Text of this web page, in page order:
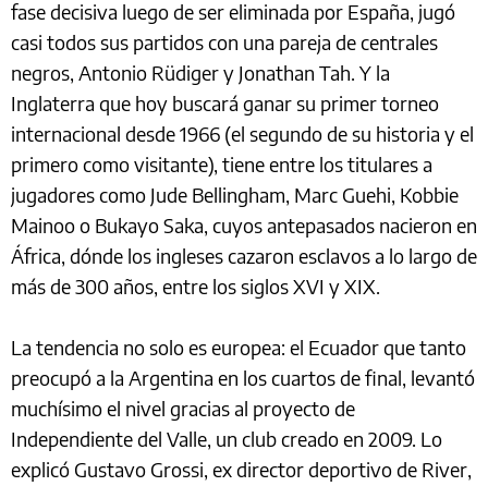
fase decisiva luego de ser eliminada por España, jugó
casi todos sus partidos con una pareja de centrales
negros, Antonio Rüdiger y Jonathan Tah. Y la
Inglaterra que hoy buscará ganar su primer torneo
internacional desde 1966 (el segundo de su historia y el
primero como visitante), tiene entre los titulares a
jugadores como Jude Bellingham, Marc Guehi, Kobbie
Mainoo o Bukayo Saka, cuyos antepasados nacieron en
África, dónde los ingleses cazaron esclavos a lo largo de
más de 300 años, entre los siglos XVI y XIX.
La tendencia no solo es europea: el Ecuador que tanto
preocupó a la Argentina en los cuartos de final, levantó
muchísimo el nivel gracias al proyecto de
Independiente del Valle, un club creado en 2009. Lo
explicó Gustavo Grossi, ex director deportivo de River,